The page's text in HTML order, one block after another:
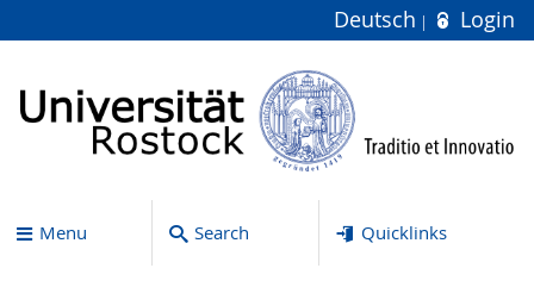
Deutsch Login
Menu Search Quicklinks